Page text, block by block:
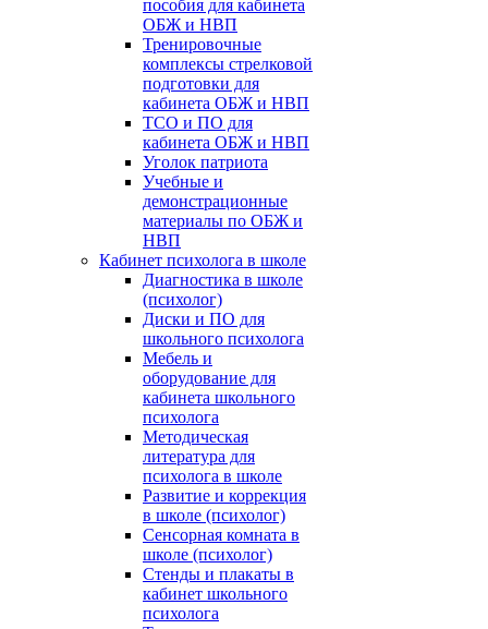
пособия для кабинета
ОБЖ и НВП
Тренировочные
комплексы стрелковой
подготовки для
кабинета ОБЖ и НВП
ТСО и ПО для
кабинета ОБЖ и НВП
Уголок патриота
Учебные и
демонстрационные
материалы по ОБЖ и
НВП
Кабинет психолога в школе
Диагностика в школе
(психолог)
Диски и ПО для
школьного психолога
Мебель и
оборудование для
кабинета школьного
психолога
Методическая
литература для
психолога в школе
Развитие и коррекция
в школе (психолог)
Сенсорная комната в
школе (психолог)
Стенды и плакаты в
кабинет школьного
психолога